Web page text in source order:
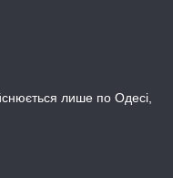
лише по Одесі,